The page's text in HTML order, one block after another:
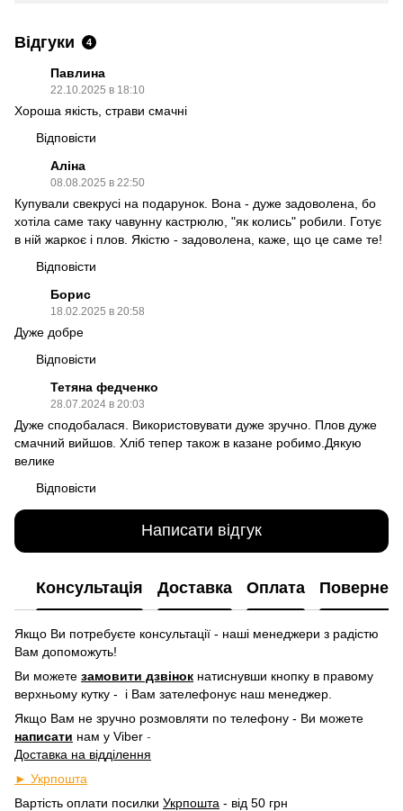
Відгуки 4
Павлина
22.10.2025 в 18:10
Хороша якість, страви смачні
Відповісти
Аліна
08.08.2025 в 22:50
Купували свекрусі на подарунок. Вона - дуже задоволена, бо
хотіла саме таку чавунну кастрюлю, "як колись" робили. Готує
в ній жаркоє і плов. Якістю - задоволена, каже, що це саме те!
Відповісти
Борис
18.02.2025 в 20:58
Дуже добре
Відповісти
Тетяна федченко
28.07.2024 в 20:03
Дуже сподобалася. Використовувати дуже зручно. Плов дуже
смачний вийшов. Хліб тепер також в казане робимо.Дякую
велике
Відповісти
Написати відгук
Консультація Доставка Оплата
Якщо Ви потребуєте консультації - наші менеджери з радістю
Вам допоможуть!
Ви можете замовити дзвінок натиснувши кнопку в правому
верхньому кутку -
і Вам зателефонує наш менеджер.
Якщо Вам не зручно розмовляти по телефону - Ви можете
написати нам у Viber -
Доставка на відділення
► Укрпошта
Вартість оплати посилки Укрпошта - від 50 грн